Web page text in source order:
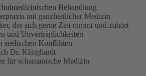
Behandlung
mit ganzheitlicher Medizin
der sich gerne Zeit nimmt und zuhört
und Unverträglichkeiten
seelischen Konflikten
Dr. Klinghardt
für schamanische Medizin